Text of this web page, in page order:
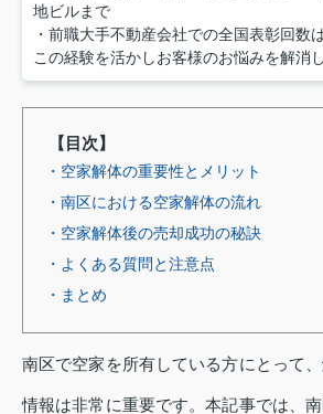
地ビルまで
・前職大手不動産会社での全国表彰回数
この経験を活かしお客様のお悩みを解消
【目次】
・空家解体の重要性とメリット
・南区における空家解体の流れ
・空家解体後の売却成功の秘訣
・よくある質問と注意点
・まとめ
南区で空家を所有している方にとって
情報は非常に重要です。本記事では、